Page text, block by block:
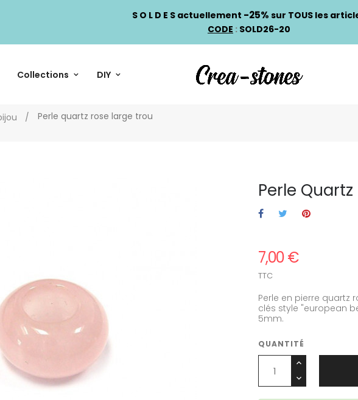
S O L D E S actuellement -25% sur TOUS les
CODE : SOLD26-20
Collections DIY
Perle quartz rose large trou
Perle
7,00 €
TTC
Perle en pierre quartz
clés style "european
5mm.
QUANTITÉ